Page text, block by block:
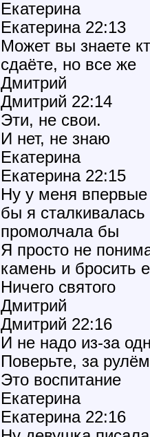
Екатерина
Екатерина 22:13
Может вы знаете
сдаёте, но все же
Дмитрий
Дмитрий 22:14
Эти, не свои.
И нет, не знаю
Екатерина
Екатерина 22:15
Ну у меня
бы я
промолчала бы
Я просто не
камень и бросить
Ничего святого
Дмитрий
Дмитрий 22:16
И не надо из-за
Поверьте, за
Это воспитание
Екатерина
Екатерина 22:16